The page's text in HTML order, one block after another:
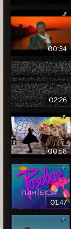
00:34
02:26
00:58
01:47